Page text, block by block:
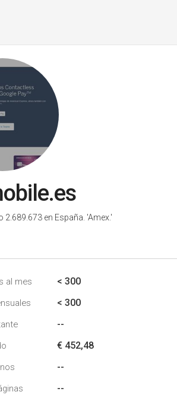
en España. 'Amex.'
al mes < 300
< 300
--
€ 452,48
--
--